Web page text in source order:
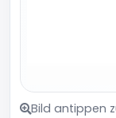
Bild antippen